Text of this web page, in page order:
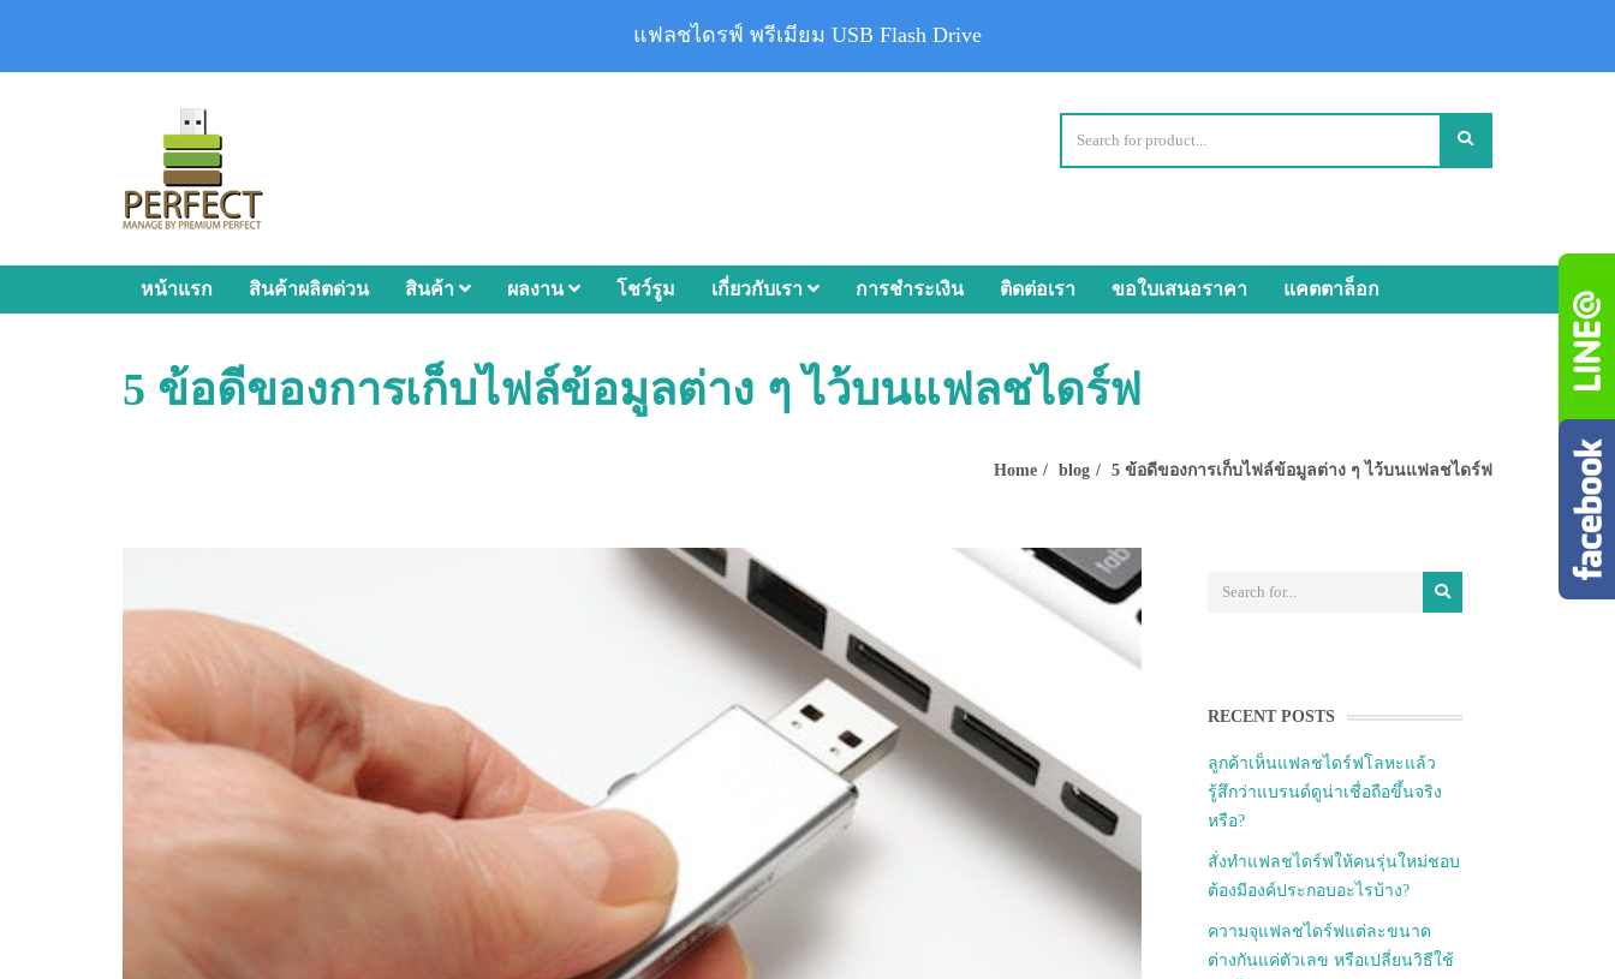
หน้าแรก สินค้าผลิตด่วน สินค้า ผลงาน โชว์รูม เกี่ยวกับเรา การชำระเงิน ติดต่อเรา ขอใบเสนอราคา แคตตาล็อก
5 ข้อดีของการเก็บไฟล์ข้อมูลต่าง ๆ ไว้บนแฟลชไดร์ฟ
Home blog 5 ข้อดีของการเก็บไฟล์ข้อมูลต่าง ๆ ไว้บนแฟลชไดร์ฟ
RECENT POSTS
ลูกค้าเห็นแฟลชไดร์ฟโลหะแล้ว
รู้สึกว่าแบรนด์ดูน่าเชื่อถือขึ้นจริง
หรือ?
สั่งทำแฟลชไดร์ฟให้คนรุ่นใหม่ชอบ
ต้องมีองค์ประกอบอะไรบ้าง?
ความจุแฟลชไดร์ฟแต่ละขนาด
ต่างกันแค่ตัวเลข หรือเปลี่ยนวิธีใช้
แฟลชไดรฟ์ พรีเมียม USB Flash Drive